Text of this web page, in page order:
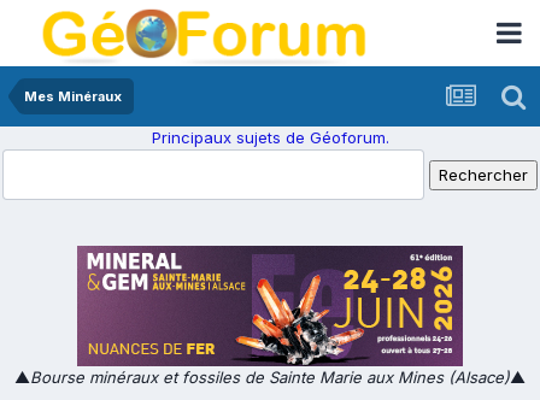
Mes Minéraux
Principaux sujets de Géoforum.
▲Bourse minéraux et fossiles de Sainte Marie aux Mines (Alsace)▲